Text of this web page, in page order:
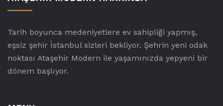
Tarih boyunca medeniyetlere ev sahipliği yapmış,
eşsiz şehir İstanbul sizleri bekliyor. Şehrin yeni odak
noktası Ataşehir Modern ile yaşamınızda yepyeni bir
dönem başlıyor.